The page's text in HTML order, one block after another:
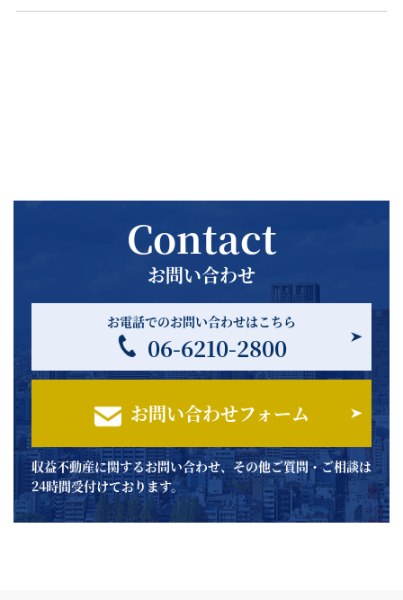
Contact
お問い合わせ
お電話でのお問い合わせはこちら
06-6210-2800
お問い合わせフォーム
収益不動産に関するお問い合わせ、その他ご質問・ご相談は
24時間受付けております。